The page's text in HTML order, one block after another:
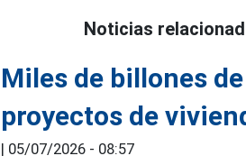
Noticias
Miles de billones
proyectos de
| 05/07/2026 - 08:57